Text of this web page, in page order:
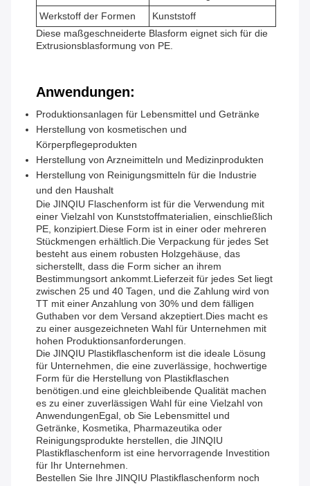
Werkstoff der Formen
Kunststoff
Diese maßgeschneiderte Blasform eignet sich für die
Extrusionsblasformung von PE.
Anwendungen:
Produktionsanlagen für Lebensmittel und Getränke
Herstellung von kosmetischen und
Körperpflegeprodukten
Herstellung von Arzneimitteln und Medizinprodukten
Herstellung von Reinigungsmitteln für die Industrie
und den Haushalt
Die JINQIU Flaschenform ist für die Verwendung mit
einer Vielzahl von Kunststoffmaterialien, einschließlich
PE, konzipiert.Diese Form ist in einer oder mehreren
Stückmengen erhältlich.Die Verpackung für jedes Set
besteht aus einem robusten Holzgehäuse, das
sicherstellt, dass die Form sicher an ihrem
Bestimmungsort ankommt.Lieferzeit für jedes Set liegt
zwischen 25 und 40 Tagen, und die Zahlung wird von
TT mit einer Anzahlung von 30% und dem fälligen
Guthaben vor dem Versand akzeptiert.Dies macht es
zu einer ausgezeichneten Wahl für Unternehmen mit
hohen Produktionsanforderungen.
Die JINQIU Plastikflaschenform ist die ideale Lösung
für Unternehmen, die eine zuverlässige, hochwertige
Form für die Herstellung von Plastikflaschen
benötigen.und eine gleichbleibende Qualität machen
es zu einer zuverlässigen Wahl für eine Vielzahl von
AnwendungenEgal, ob Sie Lebensmittel und
Getränke, Kosmetika, Pharmazeutika oder
Reinigungsprodukte herstellen, die JINQIU
Plastikflaschenform ist eine hervorragende Investition
für Ihr Unternehmen.
Bestellen Sie Ihre JINQIU Plastikflaschenform noch